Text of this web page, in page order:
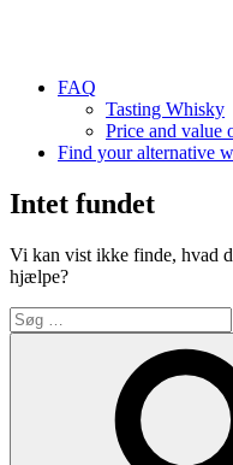
FAQ
Tasting Whisky
Price and value
Find your alternative
Intet fundet
Vi kan vist ikke finde, hvad
hjælpe?
Søg
efter: